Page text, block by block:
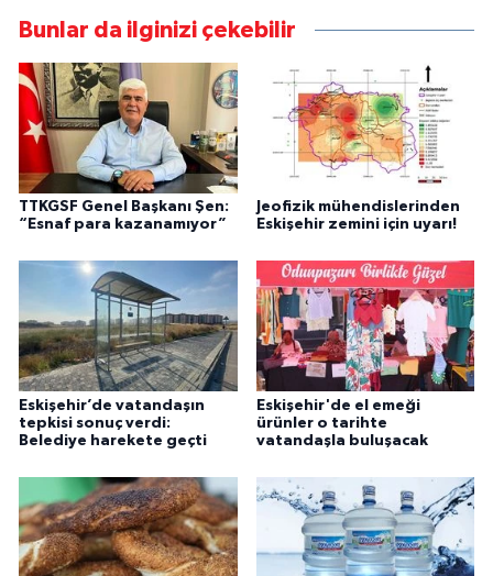
Bunlar da ilginizi çekebilir
TTKGSF Genel Başkanı Şen:
“Esnaf para kazanamıyor”
Jeofizik mühendislerinden
Eskişehir zemini için uyarı!
Eskişehir’de vatandaşın
tepkisi sonuç verdi:
Belediye harekete geçti
Eskişehir'de el emeği
ürünler o tarihte
vatandaşla buluşacak